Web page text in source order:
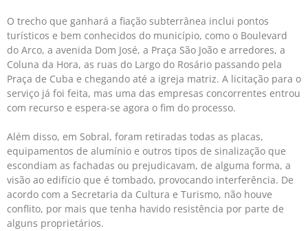
O trecho que ganhará a fiação subterrânea inclui pontos
turísticos e bem conhecidos do município, como o Boulevard
do Arco, a avenida Dom José, a Praça São João e arredores, a
Coluna da Hora, as ruas do Largo do Rosário passando pela
Praça de Cuba e chegando até a igreja matriz. A licitação para o
serviço já foi feita, mas uma das empresas concorrentes entrou
com recurso e espera-se agora o fim do processo.
Além disso, em Sobral, foram retiradas todas as placas,
equipamentos de alumínio e outros tipos de sinalização que
escondiam as fachadas ou prejudicavam, de alguma forma, a
visão ao edifício que é tombado, provocando interferência. De
acordo com a Secretaria da Cultura e Turismo, não houve
conflito, por mais que tenha havido resistência por parte de
alguns proprietários.